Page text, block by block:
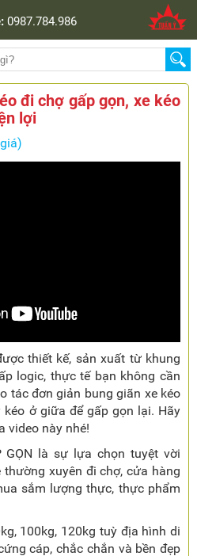
0987.784.986
đi chợ gấp gọn, xe kéo
lợi
thiết kế, sản xuất từ khung
logic, thực tế bạn không cần
tác đơn giản bung giãn xe kéo
ở giữa để gấp gọn lại. Hãy
video này nhé!
GỌN là sự lựa chọn tuyệt vời
xuyên đi chợ, cửa hàng
sắm lượng thực, thực phẩm
100kg, 120kg tuỳ địa hình di
cáp, chắc chắn và bền đẹp